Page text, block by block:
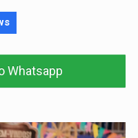
Whatsapp